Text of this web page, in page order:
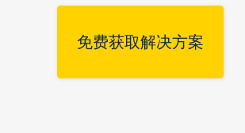
免费获取解决方案